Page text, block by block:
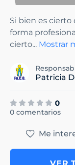
Si bien es cierto
forma
cierto... Mostrar
Patricia
0
0 comentarios
Me